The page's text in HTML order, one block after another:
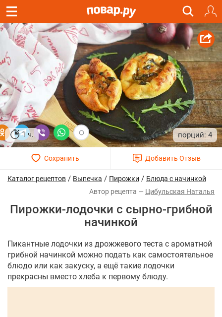
1 ч. 4
Каталог рецептов / Выпечка / Пирожки / Блюда с начинкой
Цибульская Наталья
Пирожки-лодочки с сырно-грибной
начинкой
Пикантные лодочки из дрожжевого теста с ароматной
грибной начинкой можно подать как самостоятельное
блюдо или как закуску, а ещё такие лодочки
прекрасны вместо хлеба к первому блюду.